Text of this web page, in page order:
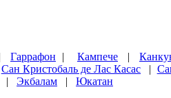
Гаррафон | Кампече|
Сан Кристобаль де Лас Касас |
| Экбалам | Юкатан